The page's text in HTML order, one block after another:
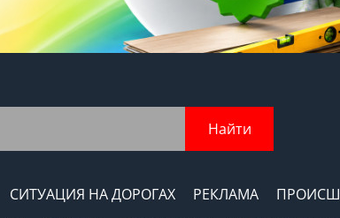
Найти
СИТУАЦИЯ НА ДОРОГАХ РЕКЛАМА